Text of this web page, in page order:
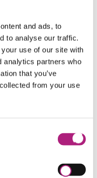
and ads, to
to analyse our traffic.
use of our site with
analytics partners who
that you’ve
from your use
ist
gegangen
gibt es also auch
und Geschäftsführer
Frage, ob nicht die